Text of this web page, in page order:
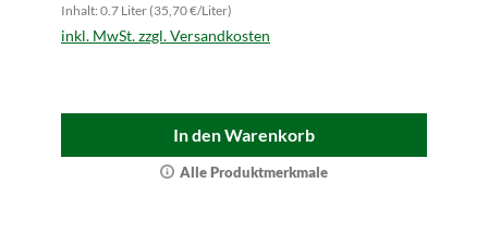
Inhalt: 0.7 Liter (35,70 €/Liter)
inkl. MwSt. zzgl. Versandkosten
In den Warenkorb
Alle Produktmerkmale